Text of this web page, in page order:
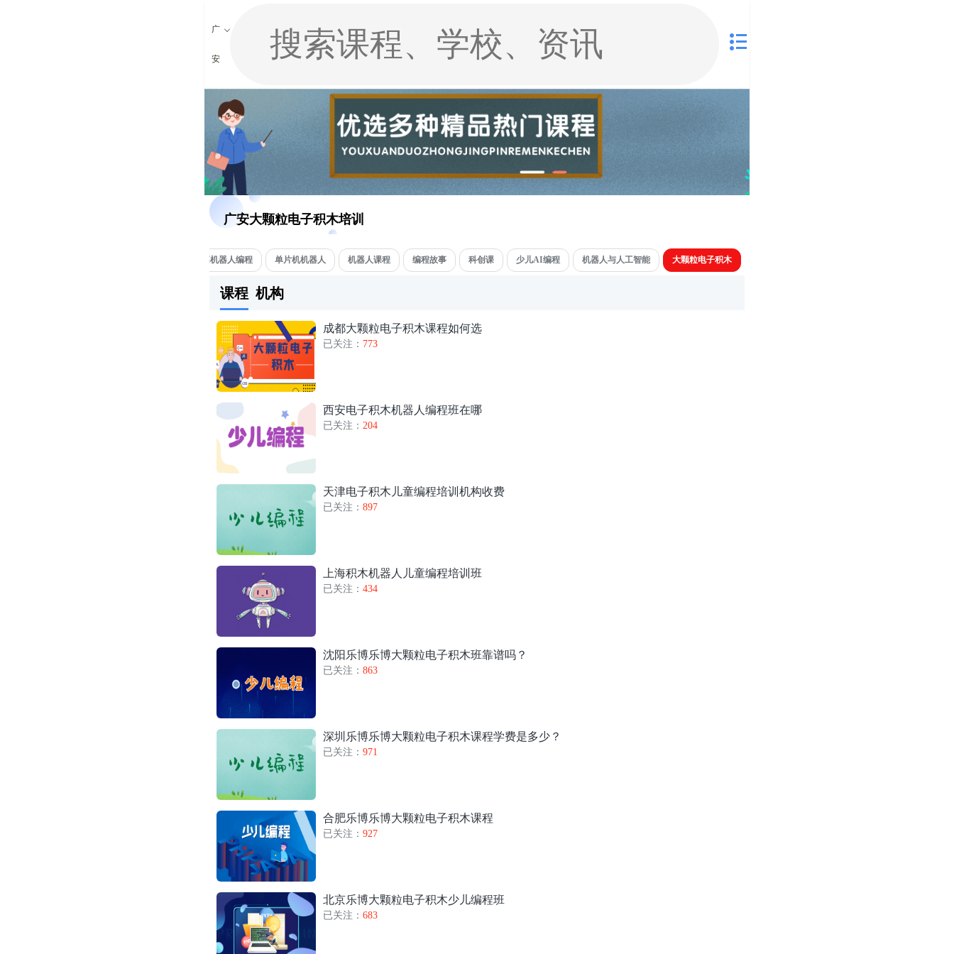
广
安
广安大颗粒电子积木培训
乐高机器人编程 单片机机器人 机器人课程 编程故事 科创课 少儿AI编程 机器人与人工智能 大颗粒电子积木
课程 机构
成都大颗粒电子积木课程如何选
已关注： 773
西安电子积木机器人编程班在哪
已关注： 204
天津电子积木儿童编程培训机构收费
已关注： 897
上海积木机器人儿童编程培训班
已关注： 434
沈阳乐博乐博大颗粒电子积木班靠谱吗？
已关注： 863
深圳乐博乐博大颗粒电子积木课程学费是多少？
已关注： 971
合肥乐博乐博大颗粒电子积木课程
已关注： 927
北京乐博大颗粒电子积木少儿编程班
已关注： 683